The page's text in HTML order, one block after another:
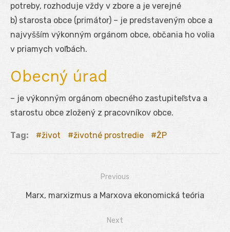
potreby, rozhoduje vždy v zbore a je verejné
b) starosta obce (primátor) – je predstaveným obce a
najvyšším výkonným orgánom obce, občania ho volia
v priamych voľbách.
Obecný úrad
– je výkonným orgánom obecného zastupiteľstva a
starostu obce zložený z pracovníkov obce.
Tag: život životné prostredie ŽP
Navigácia
Previous
Previous
Marx, marxizmus a Marxova ekonomická teória
Next